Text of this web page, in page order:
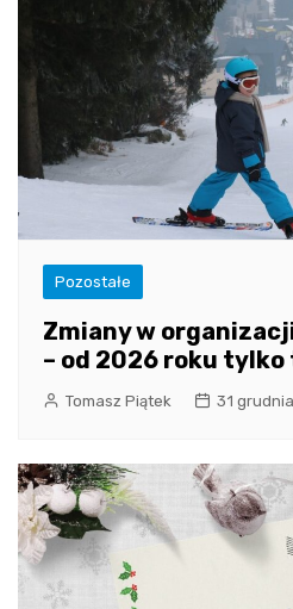
Pozostałe
Zmiany w
– od 2026 roku
Tomasz Piątek 31